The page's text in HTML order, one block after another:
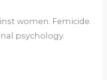
women. Femicide.
psychology.